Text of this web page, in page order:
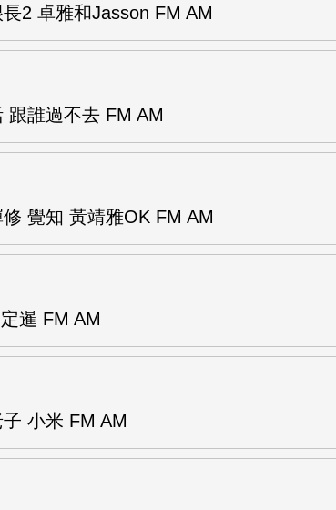
2 卓雅和Jasson FM AM
跟誰過不去 FM AM
覺知 黃靖雅OK FM AM
暹 FM AM
小米 FM AM